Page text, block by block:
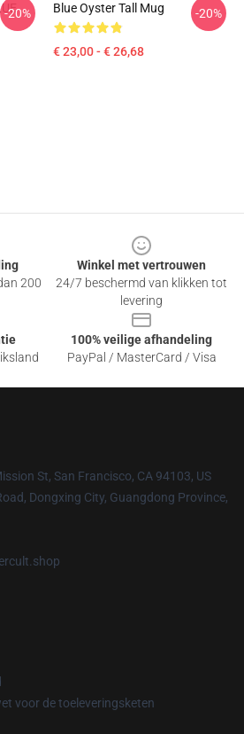
-20% Blue Oyster Tall Mug
€ 23,00 - € 26,68
-20%
200
Winkel met vertrouwen
24/7 beschermd van klikken tot
levering
100% veilige afhandeling
PayPal / MasterCard / Visa
St, San Francisco, CA 94103, US
Dongxing City, Guangdong Province,
voor de toeleveringsketen